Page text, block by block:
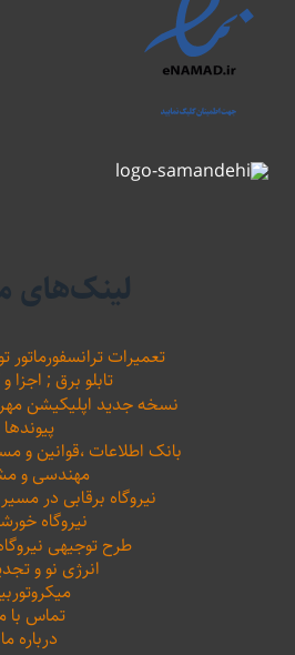
لینک‌های
تعمیرات ترانسفورماتور
تابلو برق ; اجزا
نسخه جدید اپلیکیشن مهرشید
پیوندها
بانک اطلاعات ،‌قوانین
مهندسی و
نیروگاه برقابی در
نیروگاه
طرح توجیهی
انرژی نو و
تماس با
درباره ما